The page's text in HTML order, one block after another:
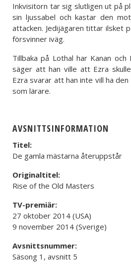
Inkvisitorn tar sig slutligen ut på
sin ljussabel och kastar den
attacken. Jedijägaren tittar ilsket
försvinner iväg.
Tillbaka på Lothal har Kanan
säger att han ville att Ezra
Ezra svarar att han inte vill ha den
som lärare.
AVSNITTSINFORMATION
Titel:
De gamla mästarna återuppstår
Originaltitel:
Rise of the Old Masters
TV-premiär:
27 oktober 2014 (USA)
9 november 2014 (Sverige)
Avsnittsnummer:
Säsong 1, avsnitt 5